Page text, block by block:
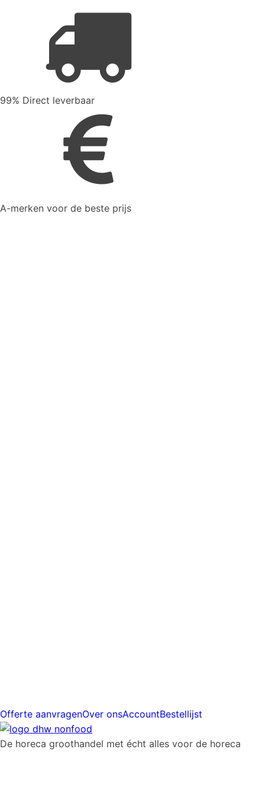
99% Direct leverbaar
A-merken voor de beste prijs
Offerte aanvragenOver onsAccountBestellijst
De horeca groothandel met écht alles voor de horeca